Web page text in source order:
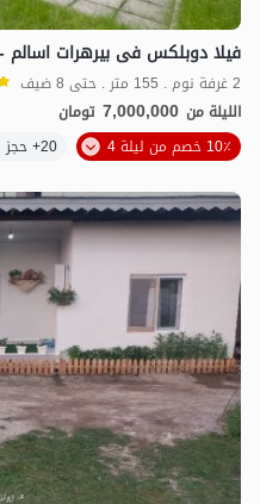
1.5
فیلا دوبلکس فی بیرهرات اسالم
2 غرفة نوم . 155 متر . حتى 8 ضيف
الليلة من 7,000,000 تومان
10٪ خصم من ليلة 4
20+ حجز ناجح